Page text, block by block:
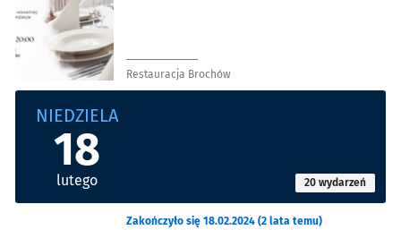
Restauracja Brochów
NIEDZIELA
18
lutego 20 wydarzeń
Zakończyło się 18.02.2024 (2 lata temu)